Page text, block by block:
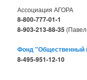
Ассоциация АГОРА
8-800-777-01-1
8-903-213-88-35
Фонд "Общественный
8-495-951-12-10